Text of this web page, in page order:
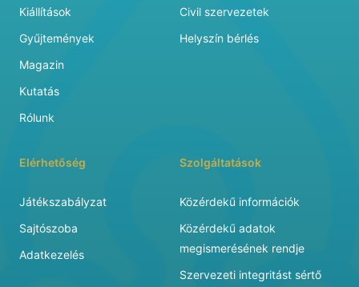
Kiállítások
Gyűjtemények
Magazin
Kutatás
Rólunk
Civil szervezetek
Helyszín bérlés
Elérhetőség
Játékszabályzat
Sajtószoba
Adatkezelés
Szolgáltatások
Közérdekű információk
Közérdekű adatok
megismerésének rendje
Szervezeti integritást sértő